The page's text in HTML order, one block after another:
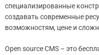
специализированные
создавать современные
возможностям, цене и
Open source CMS – это